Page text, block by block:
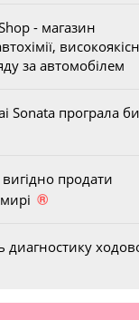
- магазин
за автомобілем
Sonata програла
продати
®
диагностику